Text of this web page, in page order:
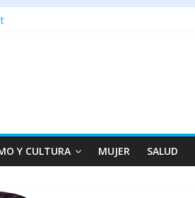
Y CULTURA MUJER SALUD